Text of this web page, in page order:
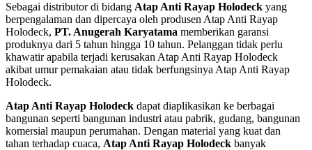
Sebagai distributor di bidang Atap Anti Rayap Holodeck yang
berpengalaman dan dipercaya oleh produsen Atap Anti Rayap
Holodeck, PT. Anugerah Karyatama memberikan garansi
produknya dari 5 tahun hingga 10 tahun. Pelanggan tidak perlu
khawatir apabila terjadi kerusakan Atap Anti Rayap Holodeck
akibat umur pemakaian atau tidak berfungsinya Atap Anti Rayap
Holodeck.
Atap Anti Rayap Holodeck dapat diaplikasikan ke berbagai
bangunan seperti bangunan industri atau pabrik, gudang, bangunan
komersial maupun perumahan. Dengan material yang kuat dan
tahan terhadap cuaca, Atap Anti Rayap Holodeck banyak